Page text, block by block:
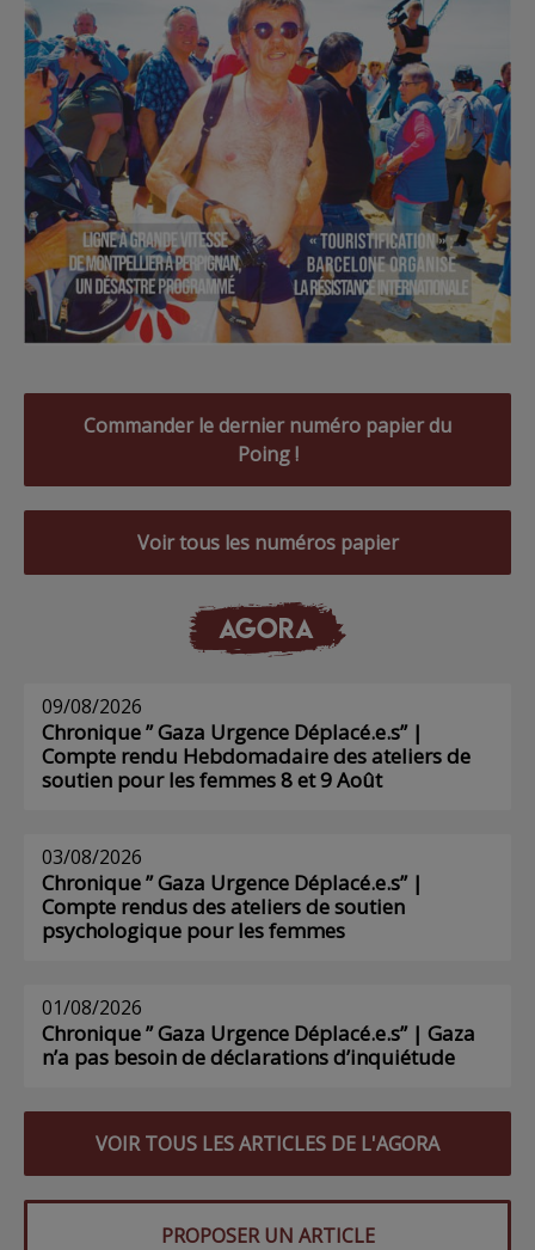
Commander le dernier numéro papier du
Poing !
Voir tous les numéros papier
AGORA
09/08/2026
Chronique ” Gaza Urgence Déplacé.e.s” |
Compte rendu Hebdomadaire des ateliers de
soutien pour les femmes 8 et 9 Août
03/08/2026
Chronique ” Gaza Urgence Déplacé.e.s” |
Compte rendus des ateliers de soutien
psychologique pour les femmes
01/08/2026
Chronique ” Gaza Urgence Déplacé.e.s” | Gaza
n’a pas besoin de déclarations d’inquiétude
VOIR TOUS LES ARTICLES DE L'AGORA
PROPOSER UN ARTICLE